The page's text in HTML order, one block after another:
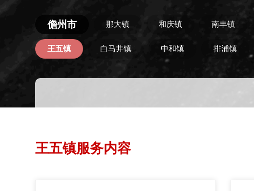
儋州市 那大镇 和庆镇 南丰镇
王五镇 白马井镇 中和镇 排浦镇
王五镇服务内容